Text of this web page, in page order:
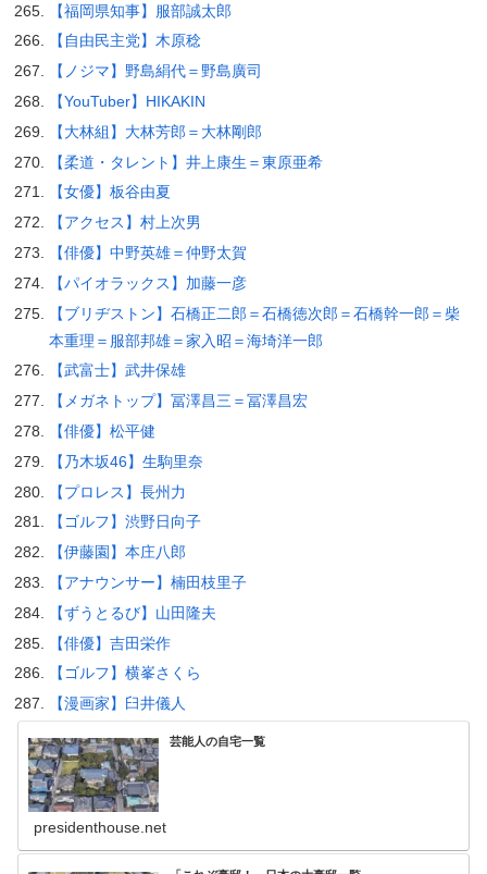
【福岡県知事】服部誠太郎
【自由民主党】木原稔
【ノジマ】野島絹代＝野島廣司
【YouTuber】HIKAKIN
【大林組】大林芳郎＝大林剛郎
【柔道・タレント】井上康生＝東原亜希
【女優】板谷由夏
【アクセス】村上次男
【俳優】中野英雄＝仲野太賀
【パイオラックス】加藤一彦
【ブリヂストン】石橋正二郎＝石橋徳次郎＝石橋幹一郎＝柴
本重理＝服部邦雄＝家入昭＝海埼洋一郎
【武富士】武井保雄
【メガネトップ】冨澤昌三＝冨澤昌宏
【俳優】松平健
【乃木坂46】生駒里奈
【プロレス】長州力
【ゴルフ】渋野日向子
【伊藤園】本庄八郎
【アナウンサー】楠田枝里子
【ずうとるび】山田隆夫
【俳優】吉田栄作
【ゴルフ】横峯さくら
【漫画家】臼井儀人
芸能人の自宅一覧
presidenthouse.net